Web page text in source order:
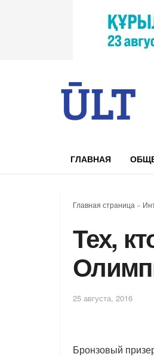
ГЛАВНАЯ
Главная страница »
Тех,
25 августа, 2016
Бронзовый